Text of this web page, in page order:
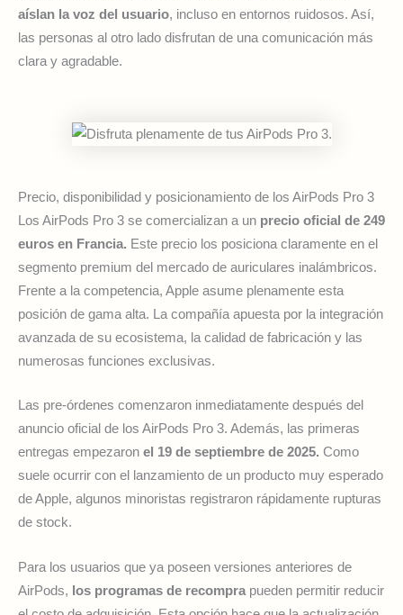
aíslan la voz del usuario, incluso en entornos ruidosos. Así,
las personas al otro lado disfrutan de una comunicación más
clara y agradable.
Precio, disponibilidad y posicionamiento de los AirPods Pro 3
Los AirPods Pro 3 se comercializan a un precio oficial de 249
euros en Francia. Este precio los posiciona claramente en el
segmento premium del mercado de auriculares inalámbricos.
Frente a la competencia, Apple asume plenamente esta
posición de gama alta. La compañía apuesta por la integración
avanzada de su ecosistema, la calidad de fabricación y las
numerosas funciones exclusivas.
Las pre-órdenes comenzaron inmediatamente después del
anuncio oficial de los AirPods Pro 3. Además, las primeras
entregas empezaron el 19 de septiembre de 2025. Como
suele ocurrir con el lanzamiento de un producto muy esperado
de Apple, algunos minoristas registraron rápidamente rupturas
de stock.
Para los usuarios que ya poseen versiones anteriores de
AirPods, los programas de recompra pueden permitir reducir